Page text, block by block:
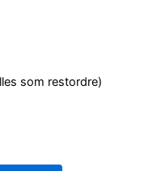
som restordre)